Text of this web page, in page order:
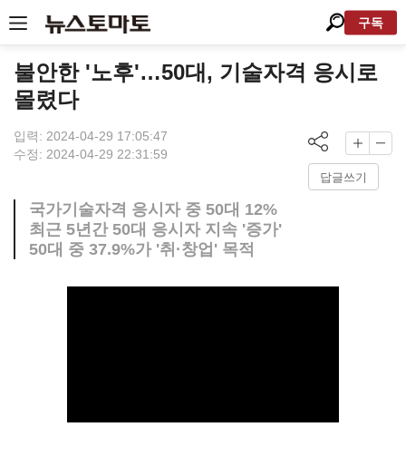
구독
불안한 '노후'…50대, 기술자격 응시로
몰렸다
입력: 2024-04-29 17:05:47
수정: 2024-04-29 22:31:59
답글쓰기
국가기술자격 응시자 중 50대 12%
최근 5년간 50대 응시자 지속 '증가'
50대 중 37.9%가 '취·창업' 목적